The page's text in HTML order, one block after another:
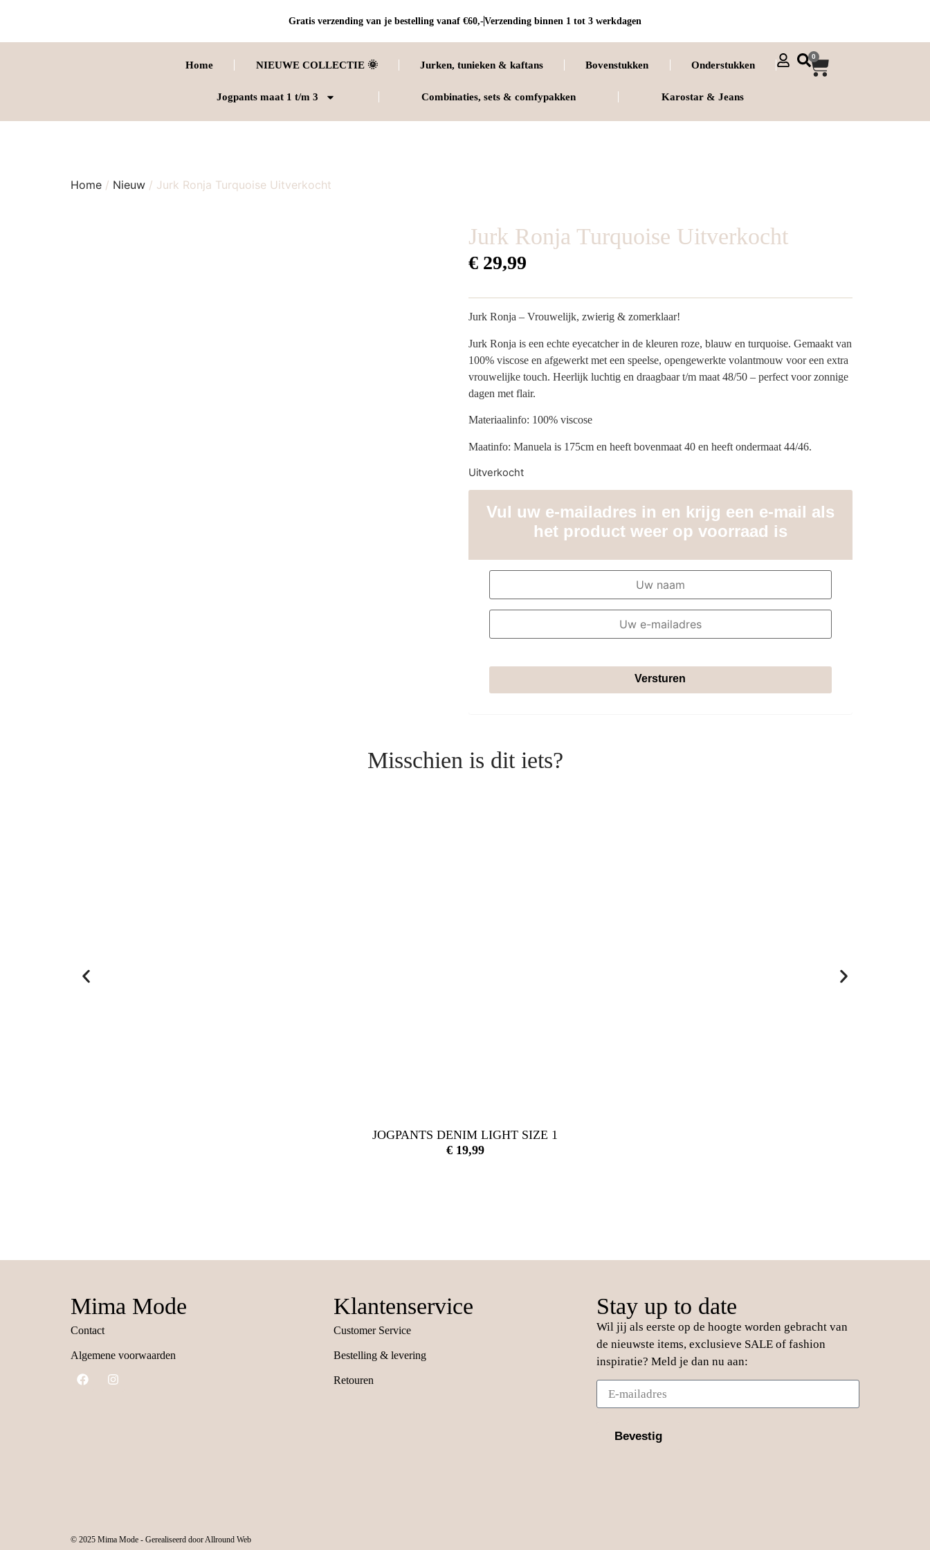
Gratis verzending van je bestelling vanaf €60,-Verzending binnen 1 tot 3 werkdagen
Home NIEUWE COLLECTIE 🌞 Jurken, tunieken & kaftans Bovenstukken Onderstukken
Jogpants maat 1 t/m 3 Combinaties, sets & comfypakken Karostar & Jeans
0
Home / Nieuw / Jurk Ronja Turquoise Uitverkocht
Jurk Ronja Turquoise Uitverkocht
€29,99
Jurk Ronja – Vrouwelijk, zwierig & zomerklaar!
Jurk Ronja is een echte eyecatcher in de kleuren roze, blauw en turquoise. Gemaakt van
100% viscose en afgewerkt met een speelse, opengewerkte volantmouw voor een extra
vrouwelijke touch. Heerlijk luchtig en draagbaar t/m maat 48/50 – perfect voor zonnige
dagen met flair.
Materiaalinfo: 100% viscose
Maatinfo: Manuela is 175cm en heeft bovenmaat 40 en heeft ondermaat 44/46.
Uitverkocht
Vul uw e-mailadres in en krijg een e-mail als
het product weer op voorraad is
Versturen
Misschien is dit iets?
JOGPANTS DENIM LIGHT SIZE 1
€19,99
Mima Mode
Contact
Algemene voorwaarden
Klantenservice
Customer Service
Bestelling & levering
Retouren
Stay up to date
Wil jij als eerste op de hoogte worden gebracht van
de nieuwste items, exclusieve SALE of fashion
inspiratie? Meld je dan nu aan:
Bevestig
© 2025 Mima Mode - Gerealiseerd door Allround Web